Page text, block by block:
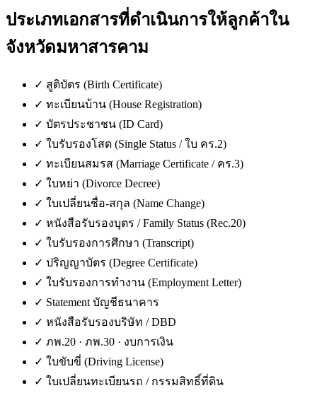
ประเภทเอกสารที่ดำเนินการให้ลูกค้าใน
จังหวัดมหาสารคาม
✓ สูติบัตร (Birth Certificate)
✓ ทะเบียนบ้าน (House Registration)
✓ บัตรประชาชน (ID Card)
✓ ใบรับรองโสด (Single Status / ใบ คร.2)
✓ ทะเบียนสมรส (Marriage Certificate / คร.3)
✓ ใบหย่า (Divorce Decree)
✓ ใบเปลี่ยนชื่อ-สกุล (Name Change)
✓ หนังสือรับรองบุตร / Family Status (Rec.20)
✓ ใบรับรองการศึกษา (Transcript)
✓ ปริญญาบัตร (Degree Certificate)
✓ ใบรับรองการทำงาน (Employment Letter)
✓ Statement บัญชีธนาคาร
✓ หนังสือรับรองบริษัท / DBD
✓ ภพ.20 · ภพ.30 · งบการเงิน
✓ ใบขับขี่ (Driving License)
✓ ใบเปลี่ยนทะเบียนรถ / กรรมสิทธิ์ที่ดิน